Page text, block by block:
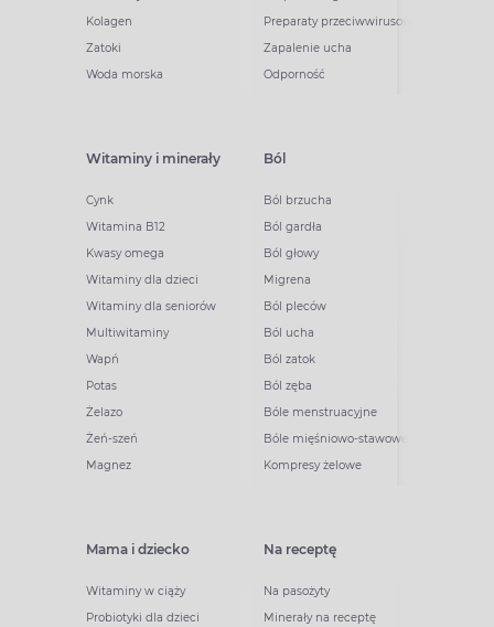
Kolagen
Zatoki
Woda morska
Preparaty przeciwwirusowe
Zapalenie ucha
Odporność
Witaminy i minerały
Cynk
Witamina B12
Kwasy omega
Witaminy dla dzieci
Witaminy dla seniorów
Multiwitaminy
Wapń
Potas
Żelazo
Żeń-szeń
Magnez
Ból
Ból brzucha
Ból gardła
Ból głowy
Migrena
Ból pleców
Ból ucha
Ból zatok
Ból zęba
Bóle menstruacyjne
Bóle mięśniowo-stawowe
Kompresy żelowe
Mama i dziecko
Witaminy w ciąży
Probiotyki dla dzieci
Na receptę
Na pasożyty
Minerały na receptę